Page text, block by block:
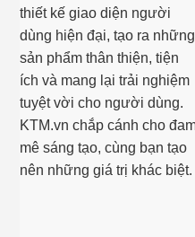
thiết kế giao diện người
dùng hiện đại, tạo ra những
sản phẩm thân thiện, tiện
ích và mang lại trải nghiệm
tuyệt vời cho người dùng.
KTM.vn chắp cánh cho
mê sáng tạo, cùng bạn tạo
nên những giá trị khác biệt.